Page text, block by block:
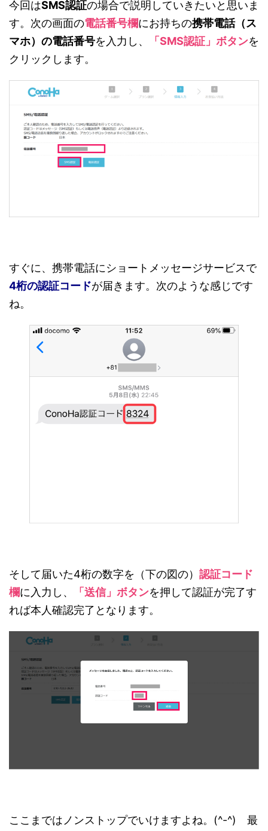
今回はSMS認証の場合で説明していきたいと思いま
す。次の画面の電話番号欄にお持ちの携帯電話（ス
マホ）の電話番号を入力し、 「SMS認証」ボタンを
クリックします。
すぐに、携帯電話にショートメッセージサービスで
4桁の認証コードが届きます。次のような感じです
ね。
そして届いた4桁の数字を（下の図の） 認証コード
欄に入力し、 「送信」ボタンを押して認証が完了す
れば本人確認完了となります。
ここまではノンストップでいけますよね。(^-^) 最